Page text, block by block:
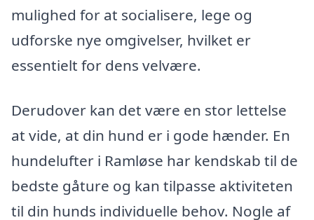
mulighed for at socialisere, lege og
udforske nye omgivelser, hvilket er
essentielt for dens velvære.
Derudover kan det være en stor lettelse
at vide, at din hund er i gode hænder. En
hundelufter i Ramløse har kendskab til de
bedste gåture og kan tilpasse aktiviteten
til din hunds individuelle behov. Nogle af